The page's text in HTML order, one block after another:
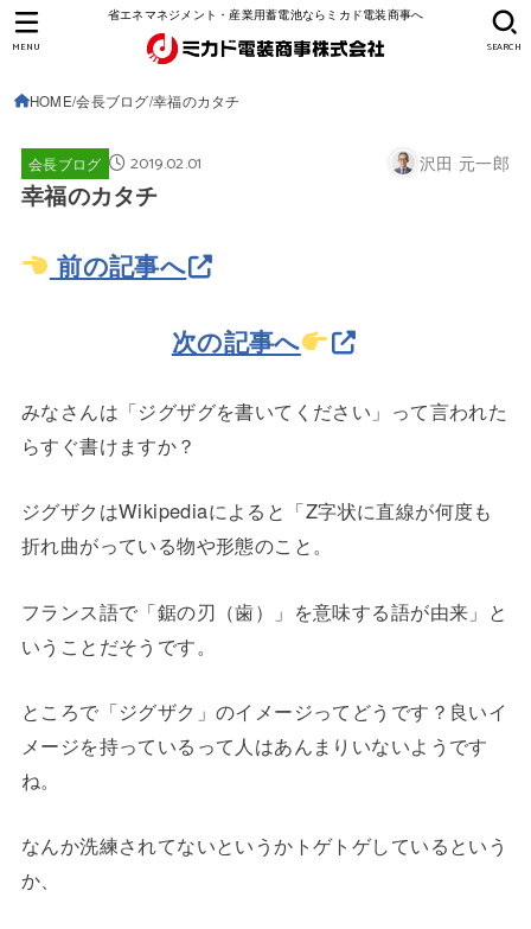
省エネマネジメント・産業用蓄電池ならミカド電装商事へ
SEARCH
MENU
HOME 会長ブログ 幸福のカタチ
会長ブログ 2019.02.01 沢田 元一郎
幸福のカタチ
前の記事へ
次の記事へ
みなさんは「ジグザグを書いてください」って言われた
らすぐ書けますか？
ジグザクはWikipediaによると「Z字状に直線が何度も
折れ曲がっている物や形態のこと。
フランス語で「鋸の刃（歯）」を意味する語が由来」と
いうことだそうです。
ところで「ジグザク」のイメージってどうです？良いイ
メージを持っているって人はあんまりいないようです
ね。
なんか洗練されてないというかトゲトゲしているという
か、